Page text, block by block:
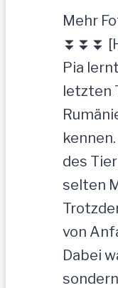
Mehr
⏬⏬⏬
Pia
letzten
des
selten
von
Dabei